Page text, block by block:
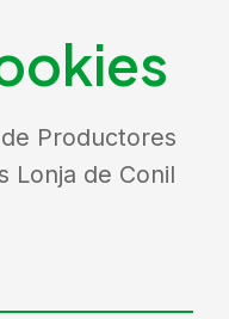
Productores
Lonja de Conil